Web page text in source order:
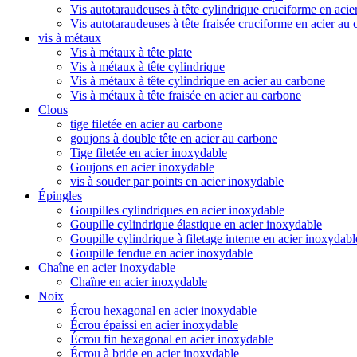
Vis autotaraudeuses à tête cylindrique cruciforme en
Vis autotaraudeuses à tête fraisée cruciforme en acier au
vis à métaux
Vis à métaux à tête plate
Vis à métaux à tête cylindrique
Vis à métaux à tête cylindrique en acier au carbone
Vis à métaux à tête fraisée en acier au carbone
Clous
tige filetée en acier au carbone
goujons à double tête en acier au carbone
Tige filetée en acier inoxydable
Goujons en acier inoxydable
vis à souder par points en acier inoxydable
Épingles
Goupilles cylindriques en acier inoxydable
Goupille cylindrique élastique en acier inoxydable
Goupille cylindrique à filetage interne en acier
Goupille fendue en acier inoxydable
Chaîne en acier inoxydable
Chaîne en acier inoxydable
Noix
Écrou hexagonal en acier inoxydable
Écrou épaissi en acier inoxydable
Écrou fin hexagonal en acier inoxydable
Écrou à bride en acier inoxydable